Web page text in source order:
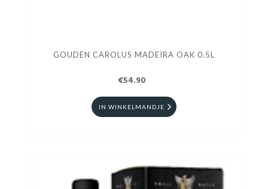
GOUDEN CAROLUS MADEIRA OAK 0.5L
€54.90
IN WINKELMANDJE